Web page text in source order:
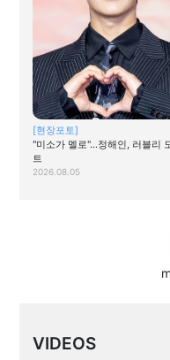
[현장포토]
"미소가 멜로"…정해인, 러블리
트
2026.08.05
VIDEOS